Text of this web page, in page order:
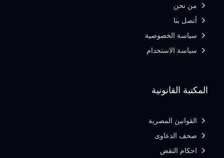
المكتبة القانونية
القوانين المصرية
صحف الدعاوى
احكام النقض
من نحن
أتصل بنا
سياسة الخصوصية
سياسة الاستخدام